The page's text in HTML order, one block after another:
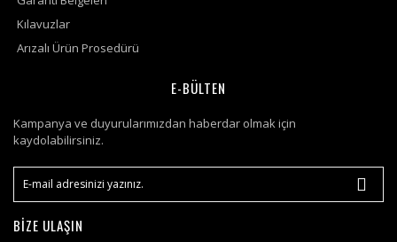
Kılavuzlar
Arızalı Ürün Prosedürü
E-BÜLTEN
Kampanya ve duyurularımızdan haberdar olmak için
kaydolabilirsiniz.
BİZE ULAŞIN